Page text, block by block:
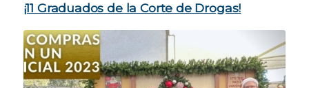
¡11 Graduados de la Corte de Drogas!